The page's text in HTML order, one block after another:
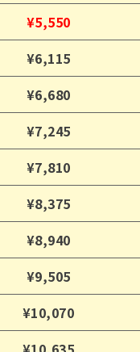
¥5,550
¥6,115
¥6,680
¥7,245
¥7,810
¥8,375
¥8,940
¥9,505
¥10,070